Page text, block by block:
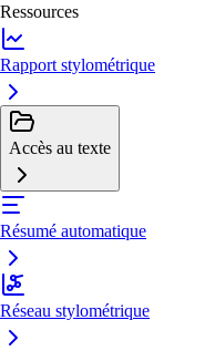
Ressources
Rapport stylométrique
Accès au texte
Résumé automatique
Réseau stylométrique